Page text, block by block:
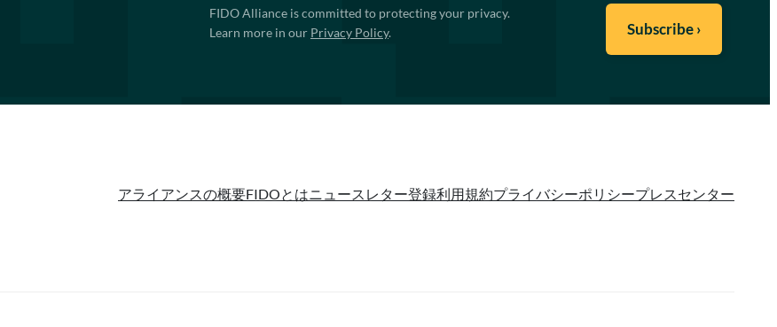
FIDO Alliance is committed to protecting your privacy.
Learn more in our Privacy Policy.
アライアンスの概要FIDOとはニュースレター登録利用規約プライバシーポリシープレスセンター